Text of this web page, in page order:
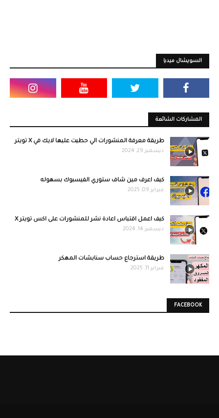
السويشال ميديا
المشاركات الشائعة
طريقة معرفة المنشورات الي حطيت عليها لايك في X تويتر
ديسمبر 29, 2024
كيف اعرف مين شاف ستوري الفيسبوك بسهوله
فبراير 09, 2025
كيف اعمل اقتباس اعادة نشر للمنشورات على اكس تويتر X
ديسمبر 14, 2024
طريقة استرجاع حساب سنابشات المهكر
فبراير 11, 2025
FACEBOOK